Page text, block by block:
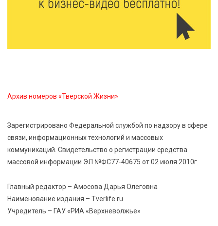
Оленинского Дома культуры
день
7 Авг 2026 23:02 548
В Тверской области стартовала четвертая смена:
инспекторы ГИБДД напомнили школьникам
правила безопасности в автобусах
Архив номеров «Тверской Жизни»
Зарегистрировано Федеральной службой по надзору в сфере
связи, информационных технологий и массовых
коммуникаций. Свидетельство о регистрации средства
массовой информации ЭЛ №ФС77-40675 от 02 июля 2010г.
Главный редактор – Амосова Дарья Олеговна
Наименование издания – Tverlife.ru
Учредитель – ГАУ «РИА «Верхневолжье»